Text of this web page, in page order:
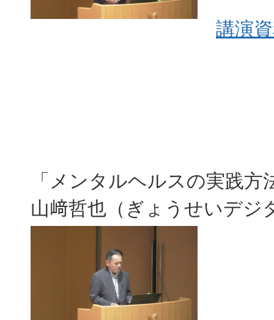
講演
「メンタルヘルスの実践
山﨑哲也（ぎょうせいデジ